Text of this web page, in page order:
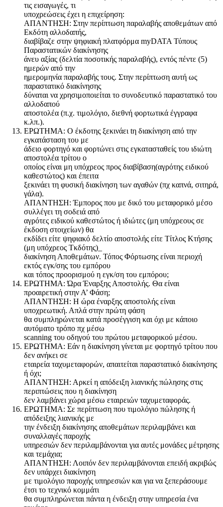
τις εισαγωγές, τι
υποχρεώσεις έχει η επιχείρηση:
ΑΠΑΝΤΗΣΗ: Στην περίπτωση παραλαβής αποθεμάτων από
Εκδότη αλλοδαπής,
διαβίβαζε στην ψηφιακή πλατφόρμα myDATA Τύπους
Παραστατικών διακίνησης
άνευ αξίας (δελτία ποσοτικής παραλαβής), εντός πέντε (5)
ημερών από την
ημερομηνία παραλαβής τους. Στην περίπτωση αυτή ως
παραστατικό διακίνησης
δύναται να χρησιμοποιείται το συνοδευτικό παραστατικό του
αλλοδαπού
αποστολέα (π.χ. τιμολόγιο, διεθνή φορτωτικά έγγραφα
κ.λπ.).
ΕΡΩΤΗΜΑ: O έκδοτης ξεκινάει tη διακίνηση από την
εγκατάσταση του με
άδειο φορτηγό και φορτώνει στις εγκατασταθείς του ιδιώτη
αποστολέα τρίτου ο
οποίος είναι μη υπόχρεος προς διαβίβαση(αγρότης ειδικού
καθεστώτος) και έπειτα
ξεκινάει τη φυσική διακίνηση των αγαθών (πχ καπνά, σιτηρά,
γάλα).
ΑΠΑΝΤΗΣΗ: Έμπορος που με δικό του μεταφορικό μέσο
συλλέγει τη σοδειά από
αγρότες ειδικού καθεστώτος ή ιδιώτες (μη υπόχρεους σε
έκδοση στοιχείων) θα
εκδίδει είτε ψηφιακό δελτίο αποστολής είτε Τίτλος Κτήσης
(μη υπόχρεος Τκδότης)_
διακίνηση Αποθεμάτων. Τόπος Φόρτωσης είναι περιοχή
εκτός εγκ/σης του εμπόρου
και τόπος προορισμού η εγκ/ση του εμπόρου;
ΕΡΩΤΗΜΑ: Ώρα Έναρξης Αποστολής. Θα είναι
προαιρετική στην Α’ Φάση;
ΑΠΑΝΤΗΣΗ: Η ώρα έναρξης αποστολής είναι
υποχρεωτική. Απλά στην πρώτη φάση
θα συμπληρώνεται κατά προσέγγιση και όχι με κάποιο
αυτόματο τρόπο πχ μέσω
scanning του οδηγού του πρώτου μεταφορικού μέσου.
ΕΡΩΤΗΜΑ: Εάν η διακίνηση γίνεται με φορτηγό τρίτου που
δεν ανήκει σε
εταιρεία ταχυμεταφορών, απαιτείται παραστατικό διακίνησης
ή όχι;
ΑΠΑΝΤΗΣΗ: Αρκεί η απόδειξη λιανικής πώλησης στις
περιπτώσεις που η διακίνηση
δεν λαμβάνει χώρα μέσω εταιρειών ταχυμεταφοράς.
ΕΡΩΤΗΜΑ: Σε περίπτωση που τιμολόγιο πώλησης ή
απόδειξης λιανικής με
την ένδειξη διακίνησης αποθεμάτων περιλαμβάνει και
συναλλαγές παροχής
υπηρεσιών δεν περιλαμβάνονται για αυτές μονάδες μέτρησης
και τεμάχια;
ΑΠΑΝΤΗΣΗ: Λοιπόν δεν περιλαμβάνονται επειδή ακριβώς
δεν υπάρχει διακίνηση
με τιμολόγιο παροχής υπηρεσιών και για να ξεπεράσουμε
έτσι το τεχνικό κομμάτι
θα συμπληρώνεται πάντα η ένδειξη στην υπηρεσία ένα